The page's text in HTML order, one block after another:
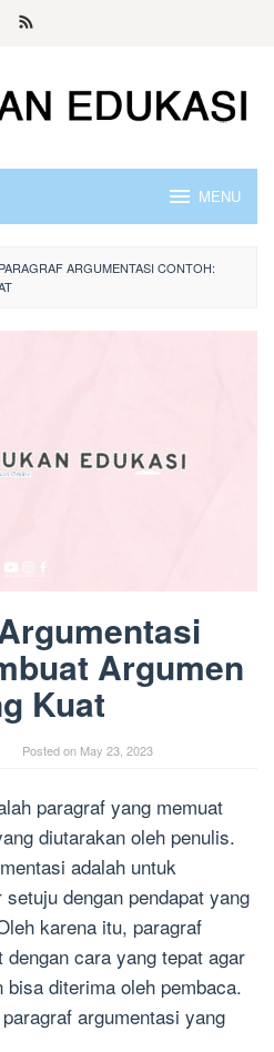
MENU
PARAGRAF ARGUMENTASI CONTOH:
Argumen
Kuat
Posted on May 23, 2023
paragraf yang memuat
diutarakan oleh penulis.
adalah untuk
dengan pendapat yang
karena itu, paragraf
cara yang tepat agar
diterima oleh pembaca.
argumentasi yang